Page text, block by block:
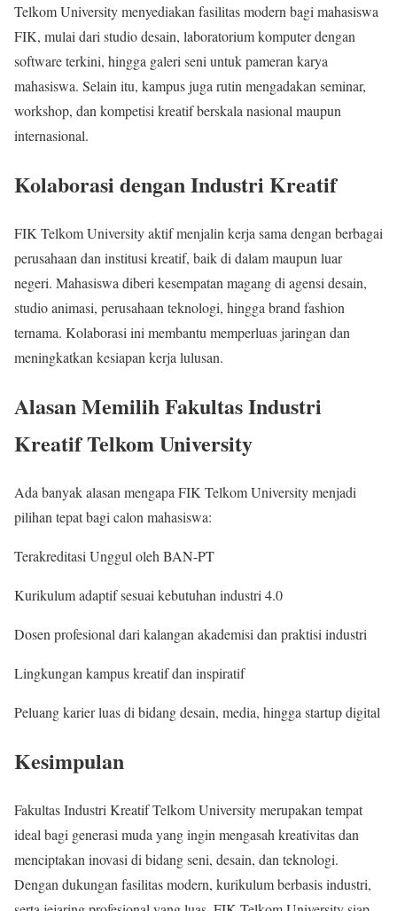
Telkom University menyediakan fasilitas modern bagi mahasiswa
FIK, mulai dari studio desain, laboratorium komputer dengan
software terkini, hingga galeri seni untuk pameran karya
mahasiswa. Selain itu, kampus juga rutin mengadakan seminar,
workshop, dan kompetisi kreatif berskala nasional maupun
internasional.
Kolaborasi dengan Industri Kreatif
FIK Telkom University aktif menjalin kerja sama dengan berbagai
perusahaan dan institusi kreatif, baik di dalam maupun luar
negeri. Mahasiswa diberi kesempatan magang di agensi desain,
studio animasi, perusahaan teknologi, hingga brand fashion
ternama. Kolaborasi ini membantu memperluas jaringan dan
meningkatkan kesiapan kerja lulusan.
Alasan Memilih Fakultas Industri
Kreatif Telkom University
Ada banyak alasan mengapa FIK Telkom University menjadi
pilihan tepat bagi calon mahasiswa:
Terakreditasi Unggul oleh BAN-PT
Kurikulum adaptif sesuai kebutuhan industri 4.0
Dosen profesional dari kalangan akademisi dan praktisi industri
Lingkungan kampus kreatif dan inspiratif
Peluang karier luas di bidang desain, media, hingga startup digital
Kesimpulan
Fakultas Industri Kreatif Telkom University merupakan tempat
ideal bagi generasi muda yang ingin mengasah kreativitas dan
menciptakan inovasi di bidang seni, desain, dan teknologi.
Dengan dukungan fasilitas modern, kurikulum berbasis industri,